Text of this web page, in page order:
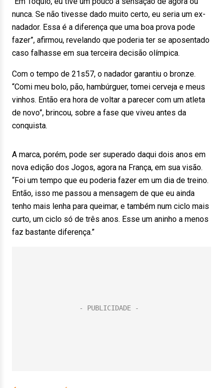
nunca. Se não tivesse dado muito certo, eu seria um ex-
nadador. Essa é a diferença que uma boa prova pode
fazer”, afirmou, revelando que poderia ter se aposentado
caso falhasse em sua terceira decisão olímpica.
Com o tempo de 21s57, o nadador garantiu o bronze.
“Comi meu bolo, pão, hambúrguer, tomei cerveja e meus
vinhos. Então era hora de voltar a parecer com um atleta
de novo”, brincou, sobre a fase que viveu antes da
conquista.
A marca, porém, pode ser superado daqui dois anos em
nova edição dos Jogos, agora na França, em sua visão.
“Foi um tempo que eu poderia fazer em um dia de treino.
Então, isso me passou a mensagem de que eu ainda
tenho mais lenha para queimar, e também num ciclo mais
curto, um ciclo só de três anos. Esse um aninho a menos
faz bastante diferença.”